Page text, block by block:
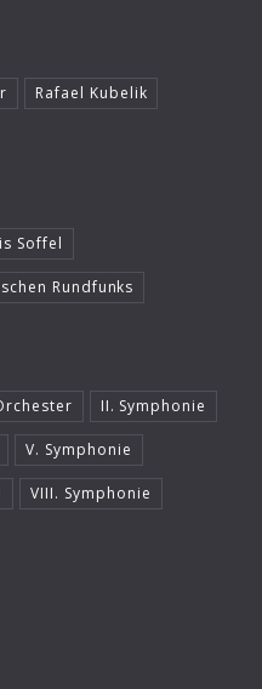
Rafael Kubelik
Soffel
Rundfunks
II. Symphonie
V. Symphonie
VIII. Symphonie